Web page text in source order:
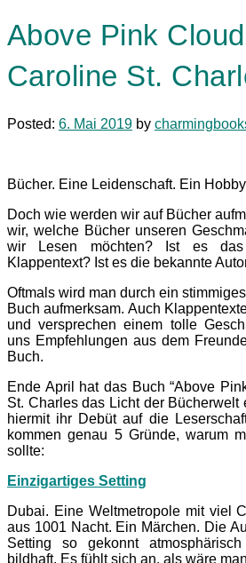
Above Pink
Caroline St.
Posted: 6. Mai 2019 by
Bücher. Eine Leidenschaft. Ein
Doch wie werden wir auf Bücher
wir, welche Bücher unseren
wir Lesen möchten? Ist es
Klappentext? Ist es die bekannte
Oftmals wird man durch ein
Buch aufmerksam. Auch
und versprechen einem tolle
uns Empfehlungen aus dem
Buch.
Ende April hat das Buch “Above
St. Charles das Licht der Bücherwelt
hiermit ihr Debüt auf die
kommen genau 5 Gründe, warum
sollte:
Einzigartiges Setting
Dubai. Eine Weltmetropole mit viel
aus 1001 Nacht. Ein Märchen. Die
Setting so gekonnt
bildhaft. Es fühlt sich an, als wäre